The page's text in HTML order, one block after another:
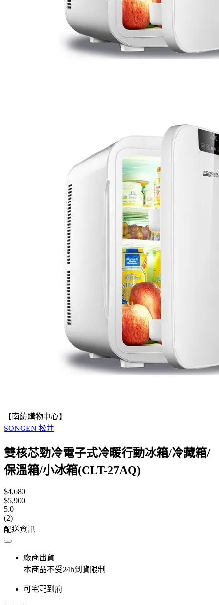
【南紡購物中心】
SONGEN 松井
雙核芯勁冷電子式冷暖行動冰箱/冷藏箱/
保溫箱/小冰箱(CLT-27AQ)
$4,680
$5,900
5.0
(2)
配送資訊
廠商出貨
本商品不受24h到貨限制
可宅配到府